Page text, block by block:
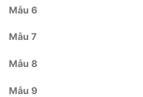
Mẫu 6
Mẫu 7
Mẫu 8
Mẫu 9